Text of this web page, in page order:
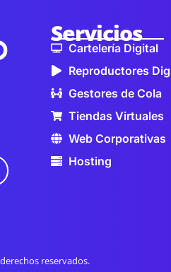
Servicios
Cartelería Digital
Reproductores
Gestores de Cola
Tiendas Virtuales
Web Corporativas
Hosting
reservados.